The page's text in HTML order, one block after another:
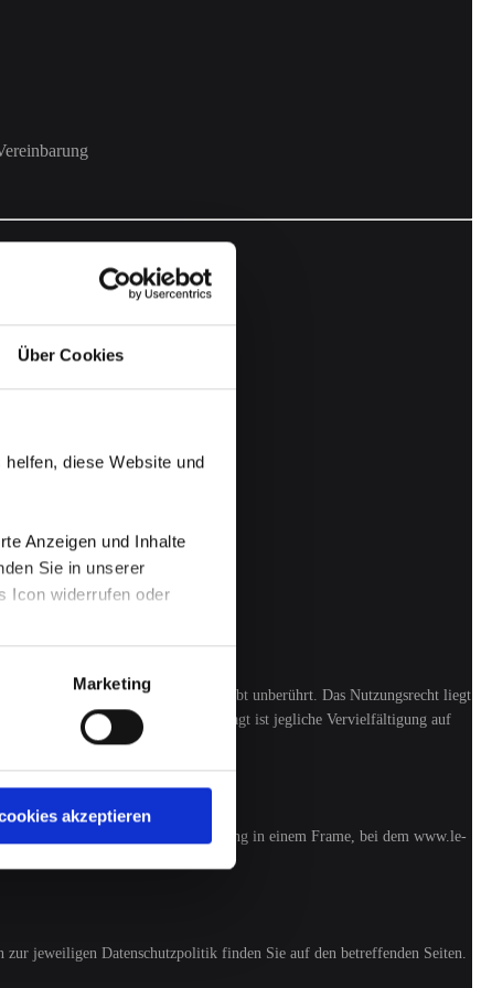
Über Cookies
diese Website und
Anzeigen und Inhalte
Sie in unserer
Icon widerrufen oder
Marketing
akzeptieren
Das Urheberrecht des Autors bleibt unberührt. Das Nutzungsrecht liegt
des Herausgebers. Ebenfalls untersagt ist jegliche Vervielfältigung auf
Generell untersagt ist die Verlinkung in einem Frame, bei dem www.le-
jeweiligen Datenschutzpolitik finden Sie auf den betreffenden Seiten.